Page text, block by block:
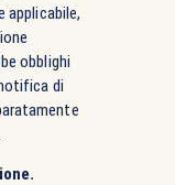
applicabile,
obblighi
di